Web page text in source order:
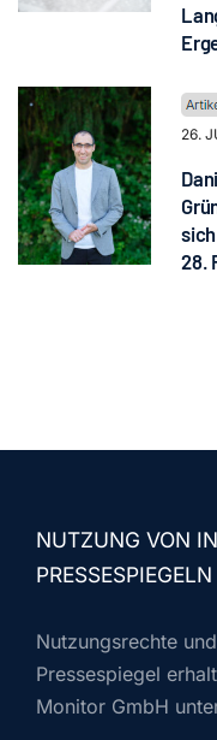
26.
28.
NUTZUNG VON
PRESSESPIEGELN
Nutzungsrechte
Pressespiegel
Monitor GmbH